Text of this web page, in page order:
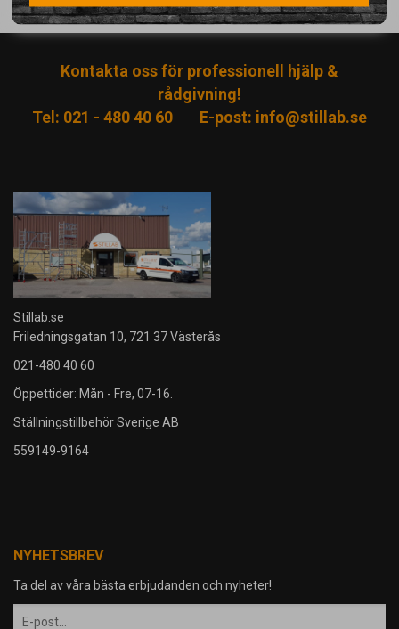
Kontakta oss för professionell hjälp &
rådgivning!
Tel: 021 - 480 40 60
E-post: info@stillab.se
Stillab.se
Friledningsgatan 10, 721 37 Västerås
021-480 40 60
Öppettider: Mån - Fre, 07-16.
Ställningstillbehör Sverige AB
559149-9164
NYHETSBREV
Ta del av våra bästa erbjudanden och nyheter!